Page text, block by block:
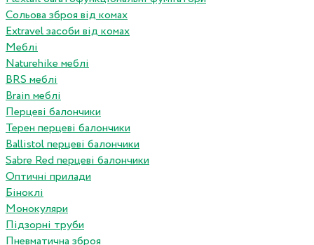
Сольова зброя від комах
Extravel засоби від комах
Меблі
Naturehike меблі
BRS меблі
Brain меблі
Перцеві балончики
Терен перцеві балончики
Ballistol перцеві балончики
Sabre Red перцеві балончики
Оптичні прилади
Біноклі
Монокуляри
Підзорні труби
Пневматична зброя